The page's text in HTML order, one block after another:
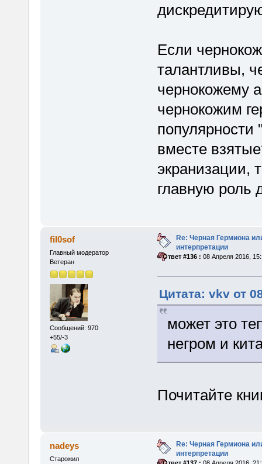
Если
талантливы,
чернокожему
чернокожим
вместе
экранизации,
главную роль
fil0sof
Главный модератор
Ветеран
Сообщений: 970
+55/-3
Re: Черная Гермиона
интерпретации
«Ответ #136 : 08 Апреля 2016,
Цитата: vkv от
может это
негром и
Почитайте
nadeys
Старожил
Re: Черная Гермиона
интерпретации